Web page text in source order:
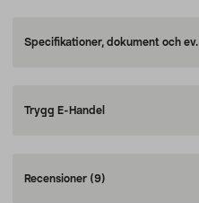
Specifikationer, dokument och
Trygg E-Handel
Recensioner (9)